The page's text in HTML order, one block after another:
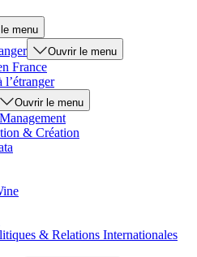
menu
Ouvrir le menu
France
l’étranger
Ouvrir le menu
& Création
& Relations Internationales